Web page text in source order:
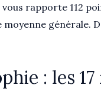
rapporte 112
générale.
: les